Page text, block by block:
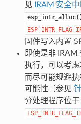
见
IRAM 安全
esp_intr_alloc()
固件写入内置
即使是非
执行，可以考
而尽可能规避
可能性（参见
分处理程序位